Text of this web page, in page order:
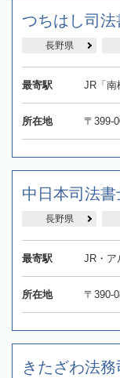
つちはし司
長野県
最寄駅 JR「南
所在地 〒399-
中日本司法
長野県
最寄駅 JR・ア
所在地 〒390-
きたざわ法